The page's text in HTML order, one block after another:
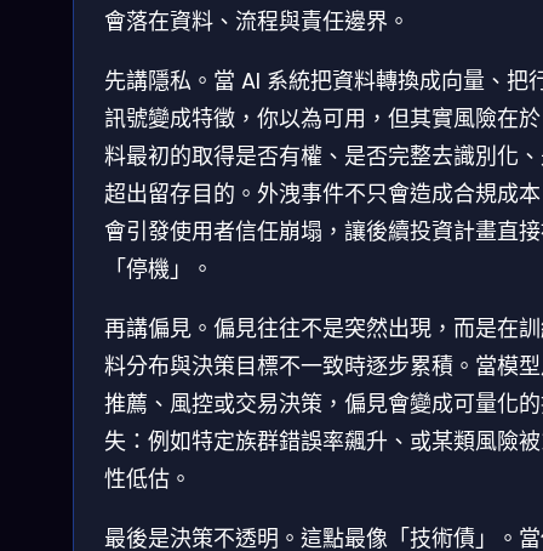
會落在資料、流程與責任邊界。
先講隱私。當 AI 系統把資料轉換成向量、把
訊號變成特徵，你以為可用，但其實風險在
料最初的取得是否有權、是否完整去識別化
超出留存目的。外洩事件不只會造成合規成
會引發使用者信任崩塌，讓後續投資計畫直
「停機」。
再講偏見。偏見往往不是突然出現，而是在
料分布與決策目標不一致時逐步累積。當模
推薦、風控或交易決策，偏見會變成可量化
失：例如特定族群錯誤率飆升、或某類風險
性低估。
最後是決策不透明。這點最像「技術債」。